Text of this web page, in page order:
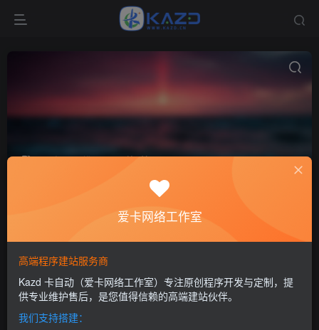
服务器运维工具 共0篇
点赞 评论
爱卡网络工作室
高端程序建站服务商
Kazd 卡自动（爱卡网络工作室）专注原创程序开发与定制，提
供专业维护售后，是您值得信赖的高端建站伙伴。
我们支持搭建：